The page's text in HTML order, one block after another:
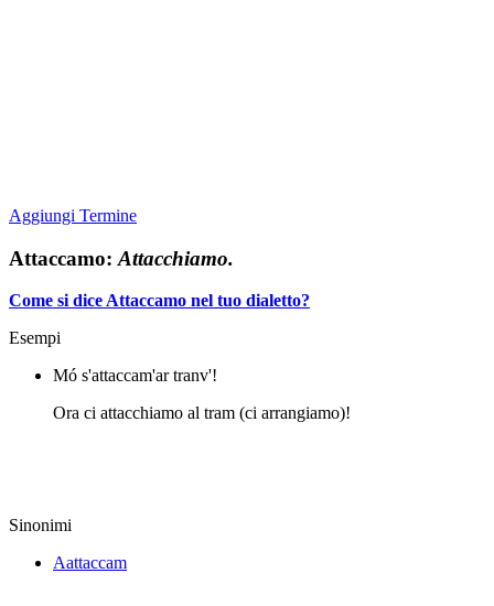
Aggiungi Termine
Attaccamo: Attacchiamo.
Come si dice Attaccamo nel tuo dialetto?
Esempi
Mó s'attaccam'ar tranv'!
Ora ci attacchiamo al tram (ci arrangiamo)!
Sinonimi
Aattaccam